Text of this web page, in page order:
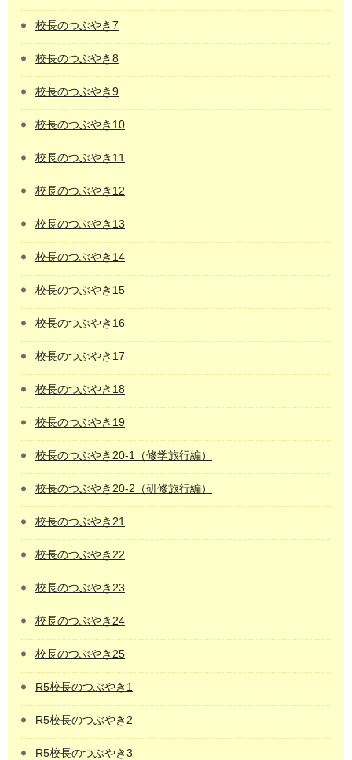
校長のつぶやき7
校長のつぶやき8
校長のつぶやき9
校長のつぶやき10
校長のつぶやき11
校長のつぶやき12
校長のつぶやき13
校長のつぶやき14
校長のつぶやき15
校長のつぶやき16
校長のつぶやき17
校長のつぶやき18
校長のつぶやき19
校長のつぶやき20-1（修学旅行編）
校長のつぶやき20-2（研修旅行編）
校長のつぶやき21
校長のつぶやき22
校長のつぶやき23
校長のつぶやき24
校長のつぶやき25
R5校長のつぶやき1
R5校長のつぶやき2
R5校長のつぶやき3